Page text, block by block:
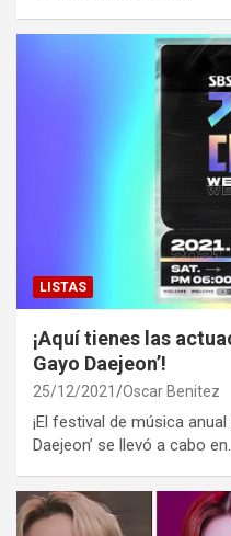
LISTAS
¡Aquí tienes las
Gayo Daejeon’!
25/12/2021 Oscar Benitez
¡El festival de música anual
Daejeon’ se llevó a cabo